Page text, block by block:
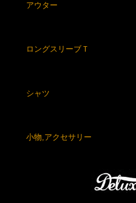
アウター
ロングスリーブＴ
シャツ
小物,アクセサリー